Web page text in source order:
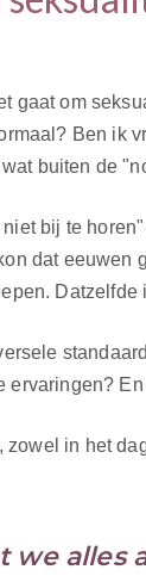
gaat om
Ben ik
buiten de
bij te
dat
Datzelfde
in het
alles